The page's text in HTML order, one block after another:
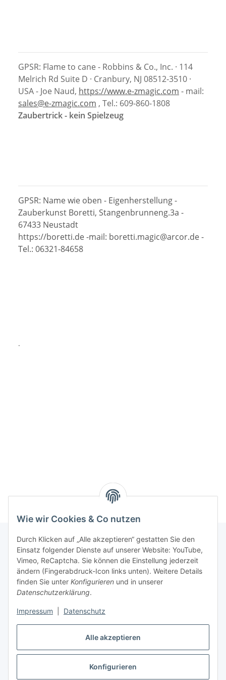
Alle akzeptieren
Konfigurieren
Wie wir Cookies & Co nutzen
Durch Klicken auf „Alle akzeptieren“ gestatten Sie den
Einsatz folgender Dienste auf unserer Website: YouTube,
Vimeo, ReCaptcha. Sie können die Einstellung jederzeit
ändern (Fingerabdruck-Icon links unten). Weitere Details
finden Sie unter Konfigurieren und in unserer
Datenschutzerklärung.
Impressum Datenschutz
GPSR: Flame to cane - Robbins & Co., Inc. · 114
Melrich Rd Suite D · Cranbury, NJ 08512-3510 ·
USA - Joe Naud, https://www.e-zmagic.com - mail:
sales@e-zmagic.com , Tel.: 609-860-1808
Zaubertrick - kein Spielzeug
GPSR: Name wie oben - Eigenherstellung -
Zauberkunst Boretti, Stangenbrunneng.3a -
67433 Neustadt
https://boretti.de -mail: boretti.magic@arcor.de -
Tel.: 06321-84658
.
Informationen
Gesetzliche Informationen